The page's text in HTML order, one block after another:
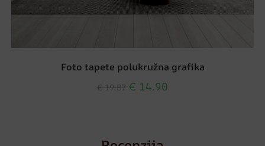
Foto tapete polukružna grafika
€ 14.90